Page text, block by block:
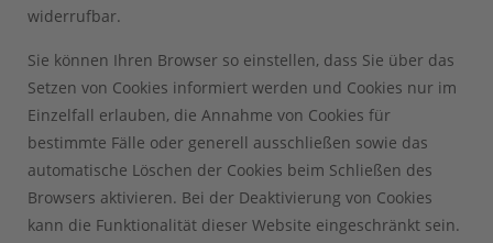
widerrufbar.
Sie können Ihren Browser so einstellen, dass Sie über das
Setzen von Cookies informiert werden und Cookies nur im
Einzelfall erlauben, die Annahme von Cookies für
bestimmte Fälle oder generell ausschließen sowie das
automatische Löschen der Cookies beim Schließen des
Browsers aktivieren. Bei der Deaktivierung von Cookies
kann die Funktionalität dieser Website eingeschränkt sein.